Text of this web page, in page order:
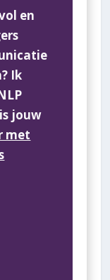
en
Ik
jouw
met